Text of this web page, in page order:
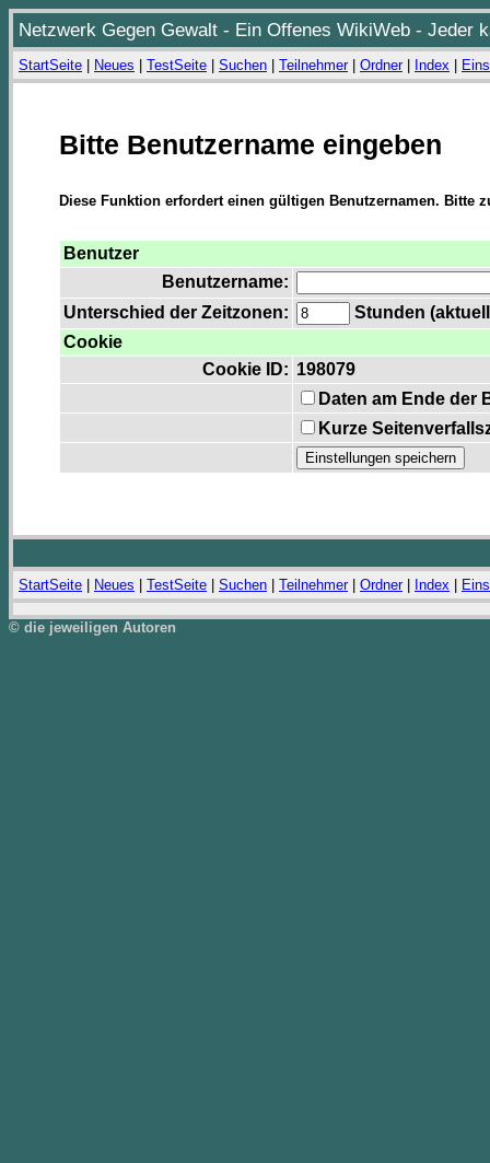
Netzwerk Gegen Gewalt - Ein Offenes WikiWeb - Jeder
StartSeite Neues TestSeite Suchen Teilnehmer| Ordner| Index
Bitte Benutzername eingeben
Diese Funktion erfordert einen gültigen Benutzernamen. Bitte
Benutzer
Benutzername:
Unterschied der Zeitzonen:
Stunden
Cookie
Cookie ID: 198079
Daten am Ende der
Kurze
StartSeite Neues TestSeite Suchen Teilnehmer| Ordner| Index
© die jeweiligen Autoren